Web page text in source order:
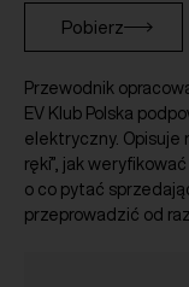
Pobierz
Przewodnik
EV Klub Polska
elektryczny. Opisuje
ręki”, jak
o co pytać
przeprowadzić od